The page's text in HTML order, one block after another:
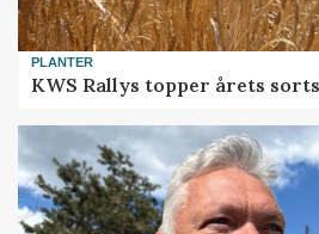
PLANTER
KWS Rallys topper årets